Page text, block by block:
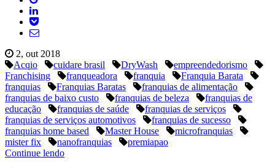
2, out 2018
Acqio
cuidare brasil DryWash
empreendedorismo
Franchising
franqueadora franquia
Franquia Barata
franquias
Franquias Baratas
franquias de alimentação
franquias de baixo custo
franquias de beleza
franquias de
educação
franquias de saúde
franquias de serviços
franquias de serviços automotivos
franquias de sucesso
franquias home based
Master House
microfranquias
mister fix
nanofranquias
premiapao
Continue lendo